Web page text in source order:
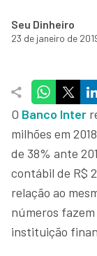
Seu Dinheiro
23 de janeiro de
O Banco Inter
milhões em
de 38% ante
contábil de R$
relação ao
números
instituição